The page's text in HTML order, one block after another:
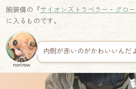
腕装備の『サイオンズトラベラー・グロ
に入るものです。
norirow
内側が赤いのがかわいいんだ